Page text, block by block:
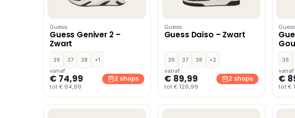
Guess
Guess Geniver 2 –
Zwart
36 37 38
+1
vanaf
€ 74,99
tot € 94,99
2 shops
Guess
Guess Daiso – Zwart
36 37 38
+2
vanaf
€ 89,99
tot € 129,99
2 shops
36
vanaf
€
tot €